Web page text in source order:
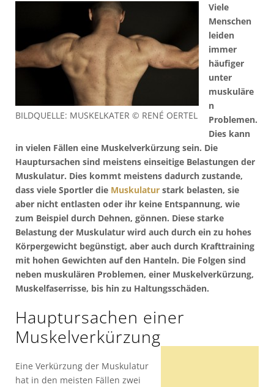
BILDQUELLE: MUSKELKATER © RENÉ OERTEL
Viele
Menschen
leiden
immer
häufiger
unter
muskuläre
n
Problemen.
Dies kann
in vielen Fällen eine Muskelverkürzung sein. Die
Hauptursachen sind meistens einseitige Belastungen der
Muskulatur. Dies kommt meistens dadurch zustande,
dass viele Sportler die Muskulatur stark belasten, sie
aber nicht entlasten oder ihr keine Entspannung, wie
zum Beispiel durch Dehnen, gönnen. Diese starke
Belastung der Muskulatur wird auch durch ein zu hohes
Körpergewicht begünstigt, aber auch durch Krafttraining
mit hohen Gewichten auf den Hanteln. Die Folgen sind
neben muskulären Problemen, einer Muskelverkürzung,
Muskelfaserrisse, bis hin zu Haltungsschäden.
Hauptursachen einer
Muskelverkürzung
Eine Verkürzung der Muskulatur
hat in den meisten Fällen zwei